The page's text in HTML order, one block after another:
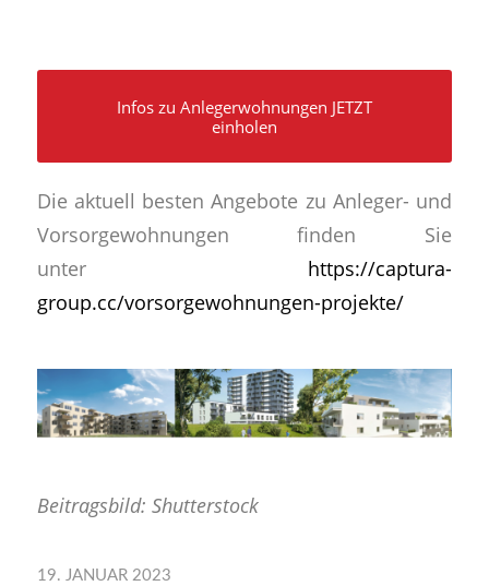
Infos zu Anlegerwohnungen JETZT
einholen
Die aktuell besten Angebote zu Anleger- und
Vorsorgewohnungen finden Sie
unter https://captura-
group.cc/vorsorgewohnungen-projekte/
Beitragsbild: Shutterstock
19. JANUAR 2023